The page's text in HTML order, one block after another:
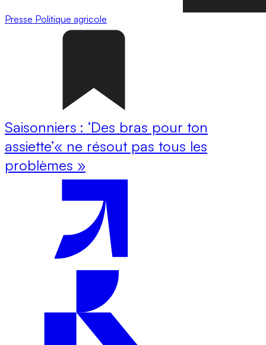
Presse Politique agricole
Saisonniers : ‘Des bras pour ton
assiette’« ne résout pas tous les
problèmes »